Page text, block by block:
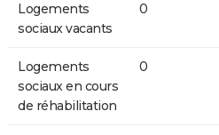
Logements
sociaux vacants
0
Logements
sociaux en cours
de réhabilitation
0